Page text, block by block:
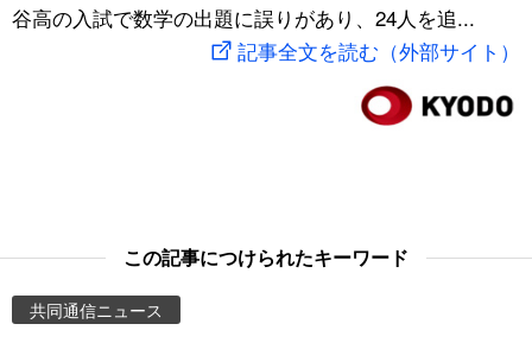
スポーツ・東京2020
Images
谷高の入試で数学の出題に誤りがあり、24人を追...
記事全文を読む（外部サイト）
この記事につけられたキーワード
共同通信ニュース